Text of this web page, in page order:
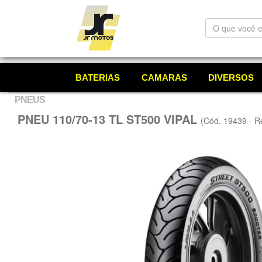
O
que
está
BATERIAS CAMARAS DIVERSOS
PNEUS
PNEU 110/70-13 TL ST500 VIPAL (Cód. 19439 -